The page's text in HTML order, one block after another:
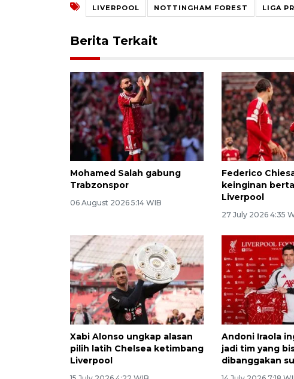
LIVERPOOL NOTTINGHAM FOREST LIGA
Berita Terkait
Mohamed Salah gabung
Trabzonspor
06 August 2026 5:14 WIB
Federico
keinginan
Liverpool
27 July 2026 4:35
Xabi Alonso ungkap alasan
pilih latih Chelsea ketimbang
Liverpool
Andoni Iraola
jadi tim yang
dibanggakan